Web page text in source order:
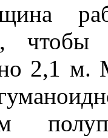
чтобы
2,1 м.